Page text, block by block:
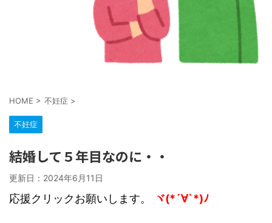
HOME > 不妊症 >
不妊症
結婚して５年目なのに・・
更新日： 2024年6月11日
応援クリックお願いします。 ヾ(*´∀`*)ﾉ